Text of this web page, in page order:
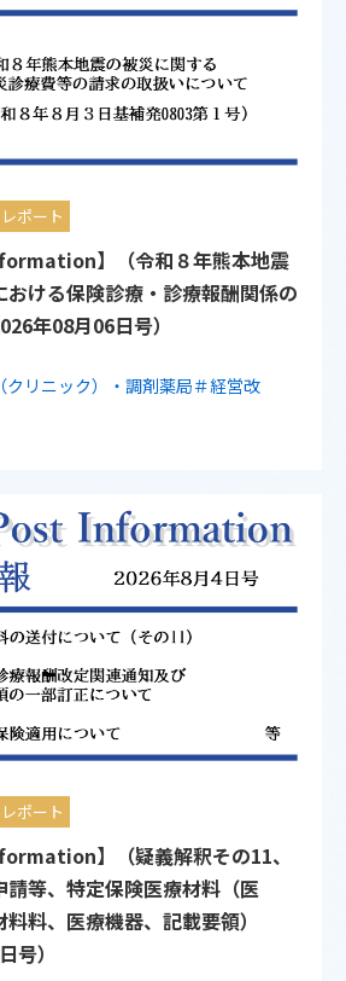
ポート
】（令和８年熊本地震
おける保険診療・診療報酬関係の
年08月06日号）
クリニック）・調剤薬局＃経営改
ポート
】（疑義解釈その11、
請等、特定保険医療材料（医
料、医療機器、記載要領）
号）